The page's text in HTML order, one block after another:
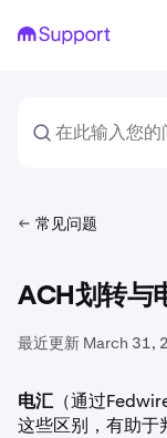
常见问题
ACH划转与
最近更新 March 31,
电汇 （通过
这些区别，有助于